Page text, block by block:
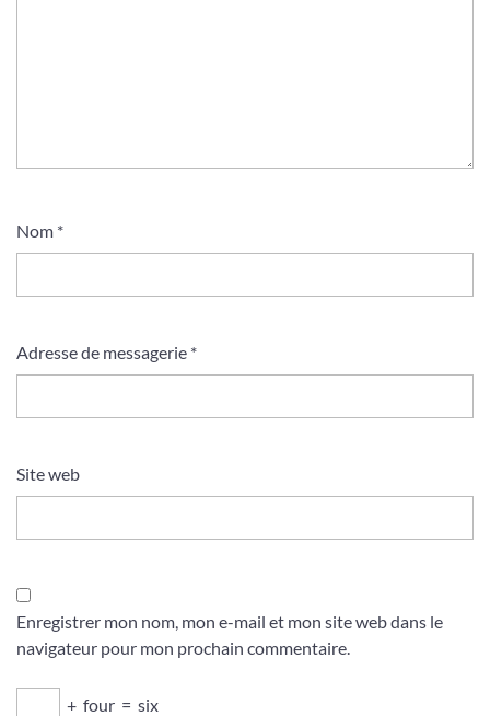
Nom *
Adresse de messagerie *
Site web
Enregistrer mon nom, mon e-mail et mon site web dans le
navigateur pour mon prochain commentaire.
+ four = six